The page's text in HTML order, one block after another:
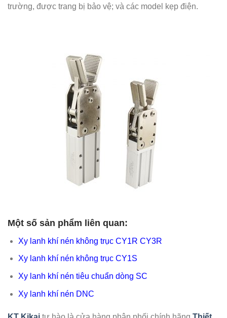
trường, được trang bị bảo vệ; và các model kẹp điện.
Một số sản phẩm liên quan:
Xy lanh khí nén không trục CY1R CY3R
Xy lanh khí nén không trục CY1S
Xy lanh khí nén tiêu chuẩn dòng SC
Xy lanh khí nén DNC